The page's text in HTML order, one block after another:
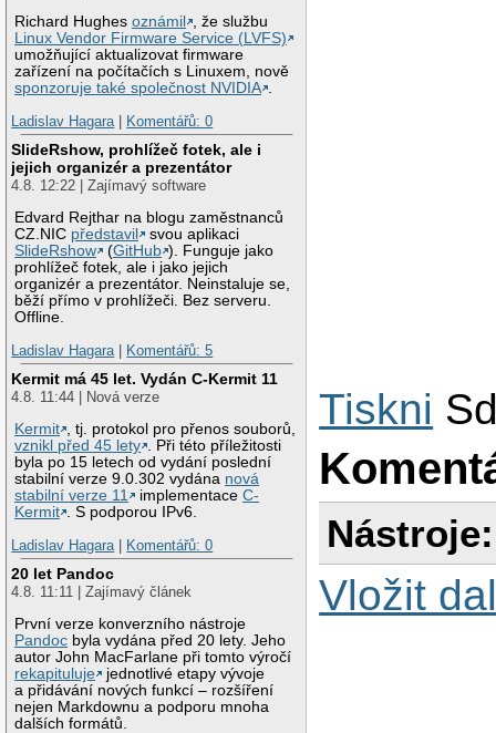
Richard Hughesoznámil
, že službu
Linux Vendor Firmware Service (LVFS)
umožňující aktualizovat firmware
zařízení na počítačích s Linuxem, nově
sponzoruje také společnost NVIDIA .
Ladislav Hagara | Komentářů: 0
SlideRshow, prohlížeč fotek, ale i
jejich organizér a prezentátor
4.8. 12:22 | Zajímavý software
Edvard Rejthar na blogu zaměstnanců
CZ.NIC představil
svou aplikaci
SlideRshow
(GitHub ). Funguje jako
prohlížeč fotek, ale i jako jejich
organizér a prezentátor. Neinstaluje se,
běží přímo v prohlížeči. Bez serveru.
Offline.
Ladislav Hagara | Komentářů: 5
Kermit má 45 let. Vydán C-Kermit 11
4.8. 11:44 | Nová verze
Kermit , tj. protokol pro přenos souborů,
vznikl před 45 lety . Při této příležitosti
byla po 15 letech od vydání poslední
stabilní verze 9.0.302 vydána nová
stabilní verze 11
implementaceC-
Kermit . S podporou IPv6.
Ladislav Hagara | Komentářů: 0
20 let Pandoc
4.8. 11:11 | Zajímavý článek
První verze konverzního nástroje
Pandoc byla vydána před 20 lety. Jeho
autor John MacFarlane při tomto výročí
rekapituluje
jednotlivé etapy vývoje
a přidávání nových funkcí – rozšíření
nejen Markdownu a podporu mnoha
dalších formátů.
Tiskni
Nástroje:
Vložit